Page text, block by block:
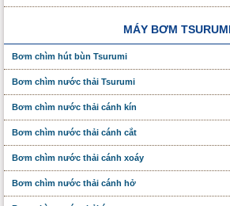
MÁY BƠM TSURUMI
Bơm chìm hút bùn Tsurumi
Bơm chìm nước thải Tsurumi
Bơm chìm nước thải cánh kín
Bơm chìm nước thải cánh cắt
Bơm chìm nước thải cánh xoáy
Bơm chìm nước thải cánh hở